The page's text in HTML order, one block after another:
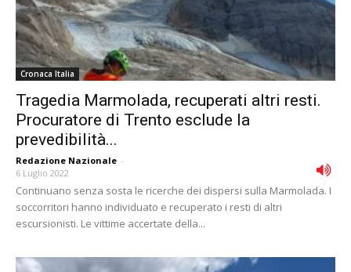
Cronaca Italia
Tragedia Marmolada, recuperati altri resti.
Procuratore di Trento esclude la
prevedibilità...
Redazione Nazionale -
6 Luglio 2022
Continuano senza sosta le ricerche dei dispersi sulla Marmolada. I
soccorritori hanno individuato e recuperato i resti di altri
escursionisti. Le vittime accertate della...